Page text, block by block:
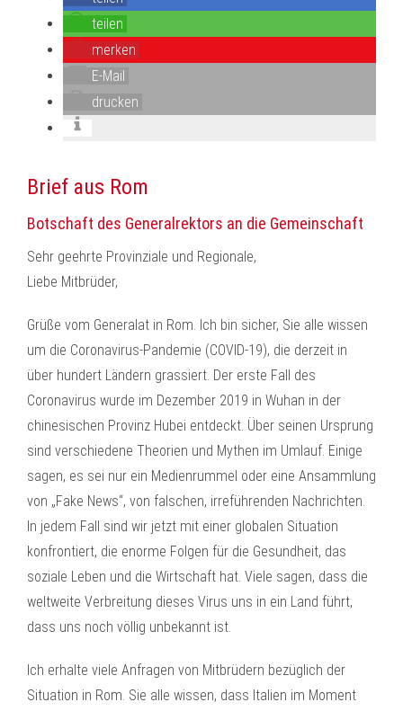
teilen
merken
E-Mail
drucken
Brief aus Rom
Botschaft des Generalrektors an die Gemeinschaft
Sehr geehrte Provinziale und Regionale,
Liebe Mitbrüder,
Grüße vom Generalat in Rom. Ich bin sicher, Sie alle wissen
um die Coronavirus-Pandemie (COVID-19), die derzeit in
über hundert Ländern grassiert. Der erste Fall des
Coronavirus wurde im Dezember 2019 in Wuhan in der
chinesischen Provinz Hubei entdeckt. Über seinen Ursprung
sind verschiedene Theorien und Mythen im Umlauf. Einige
sagen, es sei nur ein Medienrummel oder eine Ansammlung
von „Fake News“, von falschen, irreführenden Nachrichten.
In jedem Fall sind wir jetzt mit einer globalen Situation
konfrontiert, die enorme Folgen für die Gesundheit, das
soziale Leben und die Wirtschaft hat. Viele sagen, dass die
weltweite Verbreitung dieses Virus uns in ein Land führt,
dass uns noch völlig unbekannt ist.
Ich erhalte viele Anfragen von Mitbrüdern bezüglich der
Situation in Rom. Sie alle wissen, dass Italien im Moment